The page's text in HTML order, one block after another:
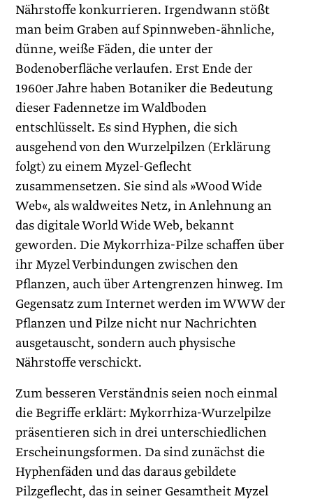
Nährstoffe konkurrieren. Irgendwann stößt
man beim Graben auf Spinnweben-ähnliche,
dünne, weiße Fäden, die unter der
Bodenoberfläche verlaufen. Erst Ende der
1960er Jahre haben Botaniker die Bedeutung
dieser Fadennetze im Waldboden
entschlüsselt. Es sind Hyphen, die sich
ausgehend von den Wurzelpilzen (Erklärung
folgt) zu einem Myzel-Geflecht
zusammensetzen. Sie sind als »Wood Wide
Web«, als waldweites Netz, in Anlehnung an
das digitale World Wide Web, bekannt
geworden. Die Mykorrhiza-Pilze schaffen über
ihr Myzel Verbindungen zwischen den
Pflanzen, auch über Artengrenzen hinweg. Im
Gegensatz zum Internet werden im WWW der
Pflanzen und Pilze nicht nur Nachrichten
ausgetauscht, sondern auch physische
Nährstoffe verschickt.
Zum besseren Verständnis seien noch einmal
die Begriffe erklärt: Mykorrhiza-Wurzelpilze
präsentieren sich in drei unterschiedlichen
Erscheinungsformen. Da sind zunächst die
Hyphenfäden und das daraus gebildete
Pilzgeflecht, das in seiner Gesamtheit Myzel